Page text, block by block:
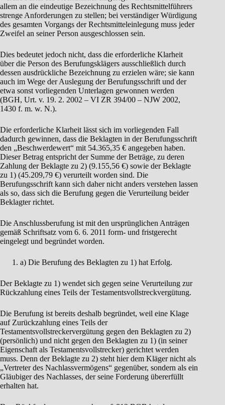
allem an die eindeutige Bezeichnung des Rechtsmittelführers
strenge Anforderungen zu stellen; bei verständiger Würdigung
des gesamten Vorgangs der Rechtsmitteleinlegung muss jeder
Zweifel an seiner Person ausgeschlossen sein.
Dies bedeutet jedoch nicht, dass die erforderliche Klarheit
über die Person des Berufungsklägers ausschließlich durch
dessen ausdrückliche Bezeichnung zu erzielen wäre; sie kann
auch im Wege der Auslegung der Berufungsschrift und der
etwa sonst vorliegenden Unterlagen gewonnen werden
(BGH, Urt. v. 19. 2. 2002 – VI ZR 394/00 – NJW 2002,
1430 f. m. w. N.).
Die erforderliche Klarheit lässt sich im vorliegenden Fall
dadurch gewinnen, dass die Beklagten in der Berufungsschrift
den „Beschwerdewert“ mit 54.365,35 € angegeben haben.
Dieser Betrag entspricht der Summe der Beträge, zu deren
Zahlung der Beklagte zu 2) (9.155,56 €) sowie der Beklagte
zu 1) (45.209,79 €) verurteilt worden sind. Die
Berufungsschrift kann sich daher nicht anders verstehen lassen
als so, dass sich die Berufung gegen die Verurteilung beider
Beklagter richtet.
Die Anschlussberufung ist mit den ursprünglichen Anträgen
gemäß Schriftsatz vom 6. 6. 2011 form- und fristgerecht
eingelegt und begründet worden.
a) Die Berufung des Beklagten zu 1) hat Erfolg.
Der Beklagte zu 1) wendet sich gegen seine Verurteilung zur
Rückzahlung eines Teils der Testamentsvollstreckvergütung.
Die Berufung ist bereits deshalb begründet, weil eine Klage
auf Zurückzahlung eines Teils der
Testamentsvollstreckervergütung gegen den Beklagten zu 2)
(persönlich) und nicht gegen den Beklagten zu 1) (in seiner
Eigenschaft als Testamentsvollstrecker) gerichtet werden
muss. Denn der Beklagte zu 2) steht hier dem Kläger nicht als
„Vertreter des Nachlassvermögens“ gegenüber, sondern als ein
Gläubiger des Nachlasses, der seine Forderung übererfüllt
erhalten hat.